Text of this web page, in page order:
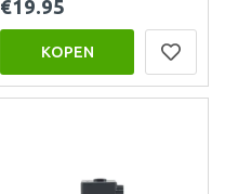
€19.95
KOPEN